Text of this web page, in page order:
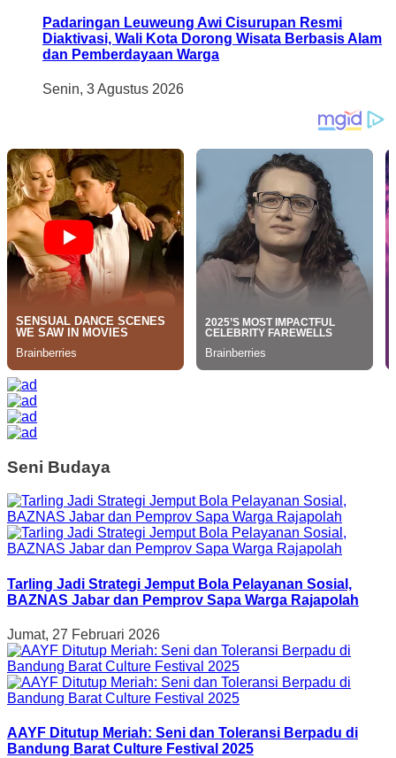
Padaringan Leuweung Awi Cisurupan Resmi
Diaktivasi, Wali Kota Dorong Wisata Berbasis Alam
dan Pemberdayaan Warga
Senin, 3 Agustus 2026
Seni Budaya
Tarling Jadi Strategi Jemput Bola Pelayanan Sosial,
BAZNAS Jabar dan Pemprov Sapa Warga Rajapolah
Jumat, 27 Februari 2026
AAYF Ditutup Meriah: Seni dan Toleransi Berpadu di
Bandung Barat Culture Festival 2025